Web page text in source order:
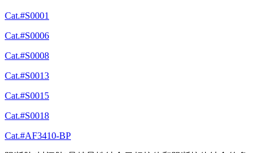
Cat.#S0001
Cat.#S0006
Cat.#S0008
Cat.#S0013
Cat.#S0015
Cat.#S0018
Cat.#AF3410-BP